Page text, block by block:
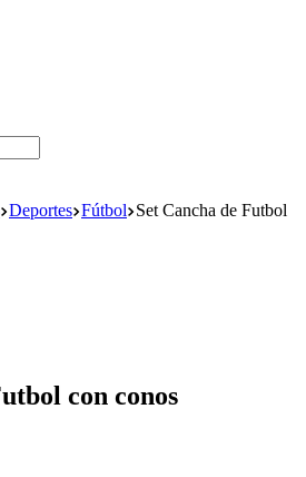
Deportes Fútbol Set Cancha de Futbol
con conos